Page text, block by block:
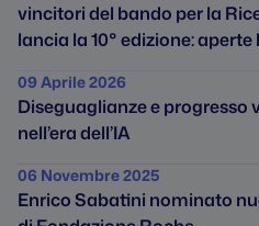
vincitori del bando per la
lancia la 10° edizione:
09 Aprile 2026
Diseguaglianze e progresso
nell’era dell’IA
06 Novembre 2025
Enrico Sabatini nominato